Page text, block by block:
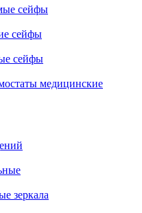
сейфы
сейфы
сейфы
медицинские
зеркала